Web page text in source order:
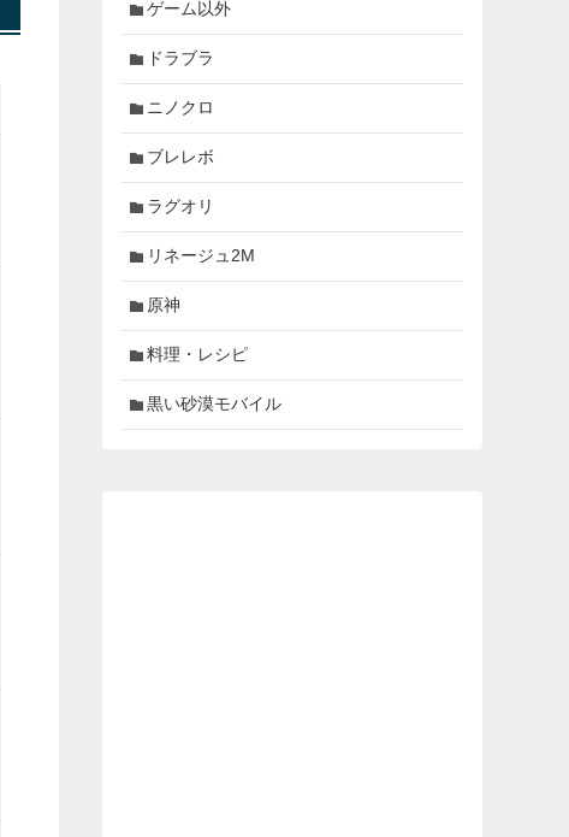
ゲーム以外
ドラブラ
ニノクロ
ブレレボ
ラグオリ
リネージュ2M
原神
料理・レシピ
黒い砂漠モバイル